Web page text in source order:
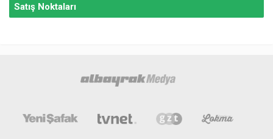
Satış Noktaları